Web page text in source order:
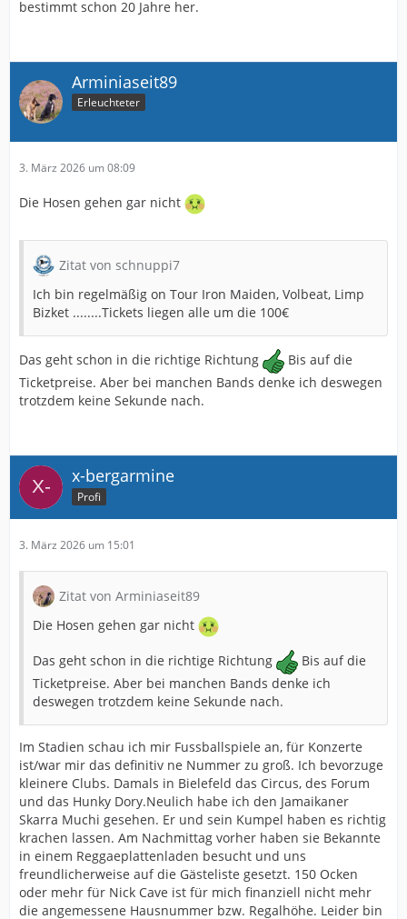
bestimmt schon 20 Jahre her.
Arminiaseit89
Erleuchteter
3. März 2026 um 08:09
Die Hosen gehen gar nicht
Zitat von schnuppi7
Ich bin regelmäßig on Tour Iron Maiden, Volbeat, Limp
Bizket ........Tickets liegen alle um die 100€
Das geht schon in die richtige Richtung
Bis auf die
Ticketpreise. Aber bei manchen Bands denke ich deswegen
trotzdem keine Sekunde nach.
x-bergarmine
Profi
3. März 2026 um 15:01
Zitat von Arminiaseit89
Die Hosen gehen gar nicht
Das geht schon in die richtige Richtung
Bis auf die
Ticketpreise. Aber bei manchen Bands denke ich
deswegen trotzdem keine Sekunde nach.
Im Stadien schau ich mir Fussballspiele an, für Konzerte
ist/war mir das definitiv ne Nummer zu groß. Ich bevorzuge
kleinere Clubs. Damals in Bielefeld das Circus, des Forum
und das Hunky Dory.Neulich habe ich den Jamaikaner
Skarra Muchi gesehen. Er und sein Kumpel haben es richtig
krachen lassen. Am Nachmittag vorher haben sie Bekannte
in einem Reggaeplattenladen besucht und uns
freundlicherweise auf die Gästeliste gesetzt. 150 Ocken
oder mehr für Nick Cave ist für mich finanziell nicht mehr
die angemessene Hausnummer bzw. Regalhöhe. Leider bin